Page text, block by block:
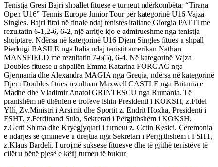
Tenistja Gresi Bajri shpallet fituese e turneut ndërkombëtar “Tirana
Open U16” Tennis Europe Junior Tour për kategorinë U16 Vajza
Singles. Bajri fitoi në finale ndaj tenistes italiane Giorgia PATTI me
rezultatin 6-1,2-6, 6-2, një arritje kjo e admirueshme nga tenistja
shqiptare. Ndërsa në kategorinë U16 Djem Singles fitues u shpall
Pierluigi BASILE nga Italia ndaj tenistit amerikan Nathan
MANSFIELD me rezultatin 7-6(5), 6-4. Në kategorinë Vajza
Doubles fituese u shpallën Emma Katarina FORGAC nga
Gjermania dhe Alexandra MAGIA nga Greqia, ndërsa në kategorinë
Djem Doubles fitues rezultuan Maxwell CASTLE nga Britania e
Madhe dhe Vladimir Anatol GRINTESCU nga Rumania. Të
pranishëm në dhënien e trofeve ishin Presidenti i KOKSH, z.Fidel
Ylli, Zv.Ministri i Arsimit dhe Sportit z. Endrit Hoxha, Presidenti i
FSHT, z.Ferdinand Sulo, Sekretari i Përgjithshëm i KOKSH,
z.Gerti Shima dhe Kryegjyqtari i turneut z. Cetin Kesici. Ceremonia
e ndarjes së çmimeve u drejtua nga Sekretari i Përgjithshëm i FSHT,
z.Klaus Bardeli. I urojmë suksese fituesve dhe të gjithë tenistëve të
cilët u bënë pjesë e këtij turneu të bukur!